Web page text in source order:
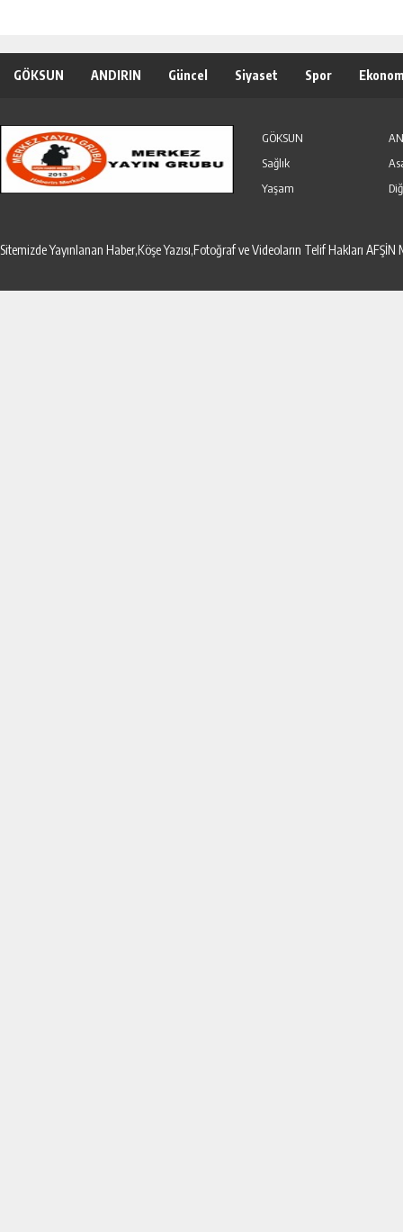
GÖKSUN ANDIRIN Güncel Siyaset Spor
GÖKSUN
Sağlık
Yaşam
Sitemizde Yayınlanan Haber,Köşe Yazısı,Fotoğraf ve Videoların Telif Hakları